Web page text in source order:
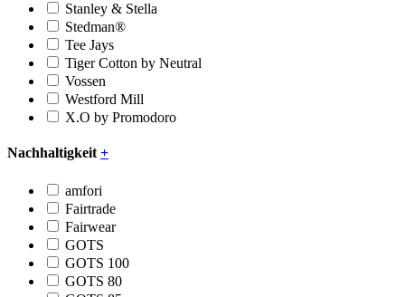
Stanley & Stella
Stedman®
Tee Jays
Tiger Cotton by Neutral
Vossen
Westford Mill
X.O by Promodoro
Nachhaltigkeit+
amfori
Fairtrade
Fairwear
GOTS
GOTS 100
GOTS 80